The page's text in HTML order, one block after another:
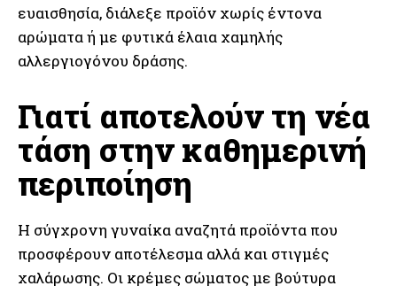
ευαισθησία, διάλεξε προϊόν χωρίς έντονα
αρώματα ή με φυτικά έλαια χαμηλής
αλλεργιογόνου δράσης.
Γιατί αποτελούν τη νέα
τάση στην καθημερινή
περιποίηση
Η σύγχρονη γυναίκα αναζητά προϊόντα που
προσφέρουν αποτέλεσμα αλλά και στιγμές
χαλάρωσης. Οι κρέμες σώματος με βούτυρα